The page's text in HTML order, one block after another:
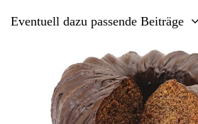
Eventuell dazu passende Beiträge